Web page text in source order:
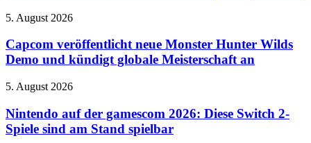
HOT
Infinite
Rush
Rush-
System
ein
Capcom
neue
Monster
Hunter
Demo
kündigt
globale
5. August 2026
Capcom veröffentlicht neue Monster Hunter Wilds
Demo und kündigt globale Meisterschaft an
Nintendo
der
gamescom
2026:
5. August 2026
Nintendo auf der gamescom 2026: Diese Switch 2-
Spiele sind am Stand spielbar